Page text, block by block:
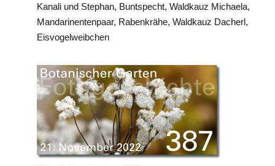
Kanali und Stephan, Buntspecht, Waldkauz Michaela,
Mandarinentenpaar, Rabenkrähe, Waldkauz Dacherl,
Eisvogelweibchen